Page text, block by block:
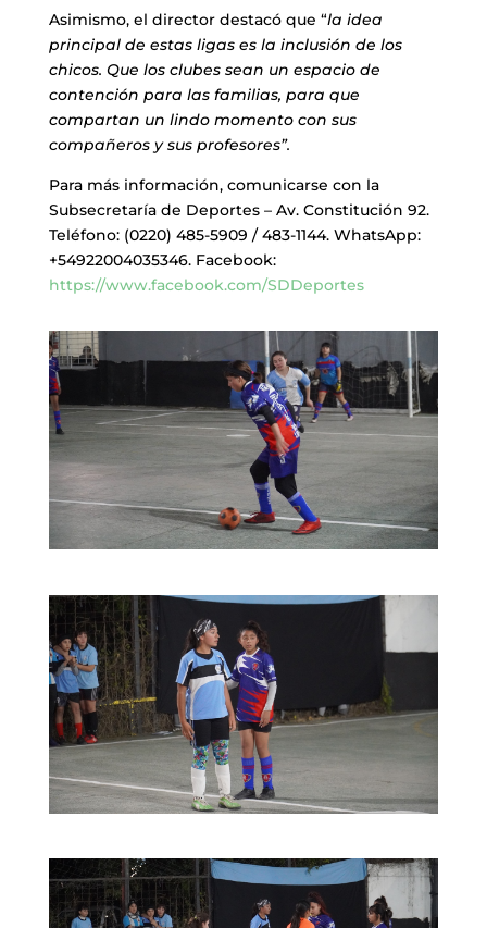
Asimismo, el director destacó que “la idea
principal de estas ligas es la inclusión de los
chicos. Que los clubes sean un espacio de
contención para las familias, para que
compartan un lindo momento con sus
compañeros y sus profesores”.
Para más información, comunicarse con la
Subsecretaría de Deportes – Av. Constitución 92.
Teléfono: (0220) 485-5909 / 483-1144. WhatsApp:
+54922004035346. Facebook:
https://www.facebook.com/SDDeportes